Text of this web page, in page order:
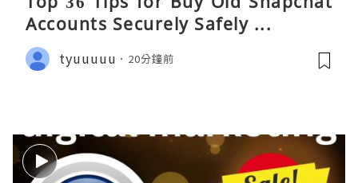
Accounts Securely Safely ...
tyuuuuu 20分鐘前